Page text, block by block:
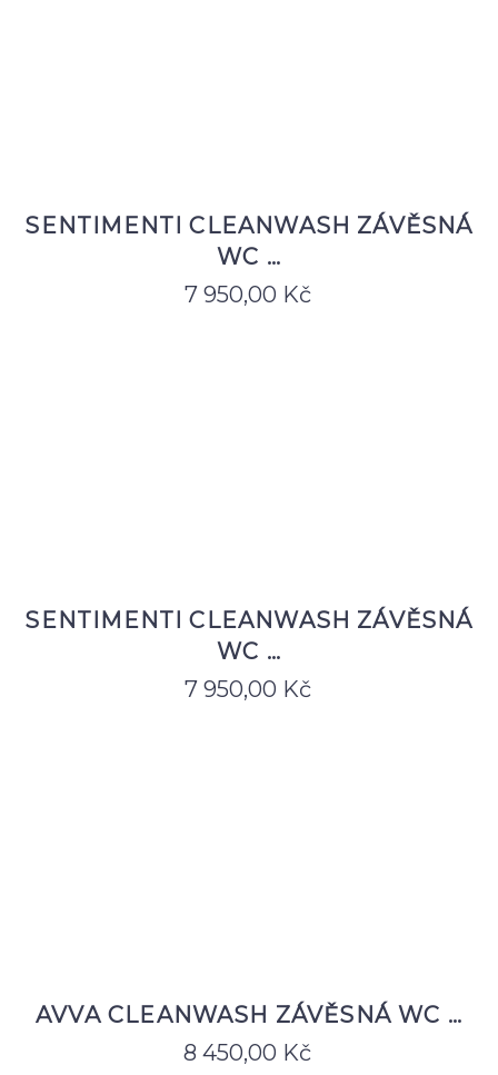
SENTIMENTI CLEANWASH ZÁVĚSNÁ
WC …
7 950,00 Kč
SENTIMENTI CLEANWASH ZÁVĚSNÁ
WC …
7 950,00 Kč
AVVA CLEANWASH ZÁVĚSNÁ WC …
8 450,00 Kč